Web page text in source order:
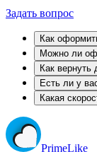
Задать вопрос
Как
Можно ли
Как вернуть
Есть ли у
Какая
PrimeLike